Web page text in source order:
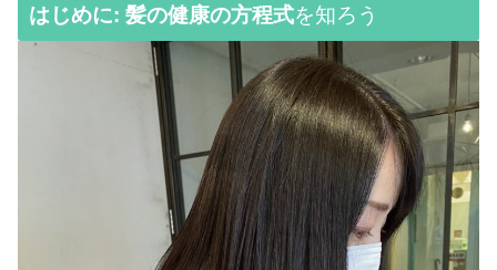
はじめに: 髪の健康の方程式を知ろう